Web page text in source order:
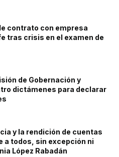
contrato con empresa
tras crisis en el examen de
de Gobernación y
dictámenes para declarar
y la rendición de cuentas
a todos, sin excepción ni
López Rabadán